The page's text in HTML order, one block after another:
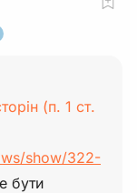
(п. 1 ст.
show/322-
бути